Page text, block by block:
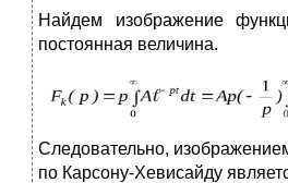
Найдем изображение
постоянная величина.
Следовательно,
по Карсону-Хевисайду